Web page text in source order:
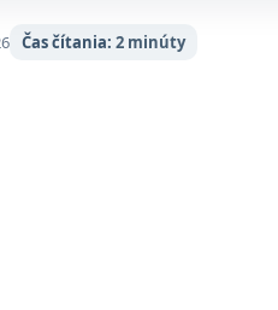
Čas čítania: 2 minúty